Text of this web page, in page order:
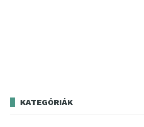
KATEGÓRIÁK